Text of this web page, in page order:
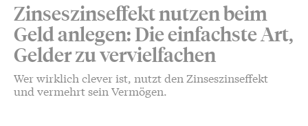
Zinseszinseffekt nutzen beim
Geld anlegen: Die einfachste Art,
Gelder zu vervielfachen
Wer wirklich clever ist, nutzt den Zinseszinseffekt
und vermehrt sein Vermögen.